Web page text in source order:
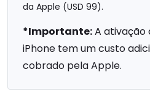
da Apple (USD 99).
*Importante:A ativação
iPhone tem um custo
cobrado pela Apple.